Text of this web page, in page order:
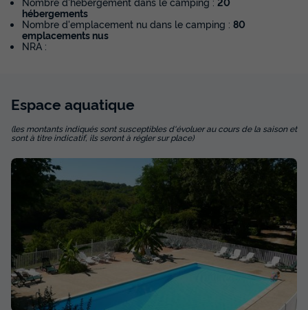
MOBILHOME 2 personnes - Super Cordélia
du11/09/2026au18/09/2026
Modifier les dates
Voir les disponibilités
hébergements
Nombre d'emplacement nu dans le camping : 80
emplacements nus
NRA :
Espace aquatique
(les montants indiqués sont susceptibles d'évoluer au cours de la saison et
sont à titre indicatif, ils seront à régler sur place)